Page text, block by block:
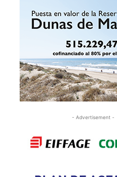
- Advertisement -